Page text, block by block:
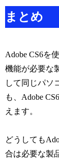
まとめ
Adobe CS6を
機能が必要な
して同じパソ
も、Adobe
えます。
どうしても
合は必要な製